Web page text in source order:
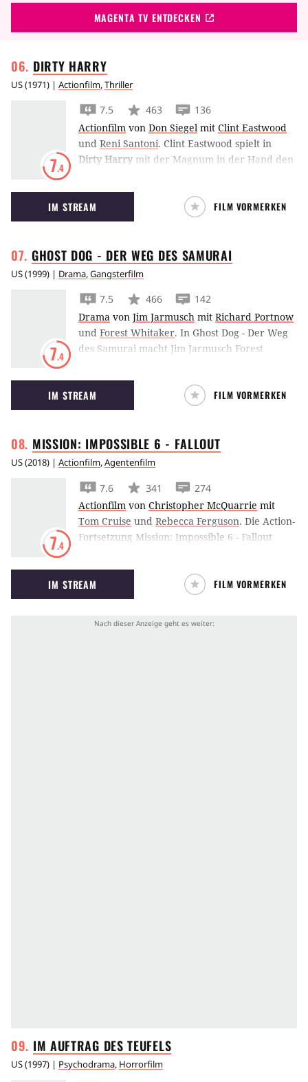
MAGENTA TV ENTDECKEN
DIRTY HARRY
US(1971) | Actionfilm,Thriller
7.4
7.5 463
136
Actionfilm von Don Siegel mit Clint Eastwood
und Reni Santoni. Clint Eastwood spielt in
Dirty Harry mit der Magnum in der Hand den
gefährlicher Killer schnappen muss.
IM STREAM FILM VORMERKEN
GHOST DOG - DER WEG DES SAMURAI
US(1999) | Drama,Gangsterfilm
7.4
7.5 466
142
Drama von Jim Jarmusch mit Richard Portnow
und Forest Whitaker. In Ghost Dog - Der Weg
des Samurai macht Jim Jarmusch Forest
IM STREAM FILM VORMERKEN
MISSION: IMPOSSIBLE 6 - FALLOUT
US(2018) | Actionfilm,Agentenfilm
7.4
7.6 341
274
Actionfilm von Christopher McQuarrie mit
Tom Cruise und Rebecca Ferguson. Die Action-
Fortsetzung Mission: Impossible 6 - Fallout
gefährliche Agenten-Mission, die Geschick und
Gadgets erfordert, um eine weltweite
Katastrophe abzuwenden.
IM STREAM FILM VORMERKEN
IM AUFTRAG DESTEUFELS
US(1997) | Psychodrama, Horrorfilm